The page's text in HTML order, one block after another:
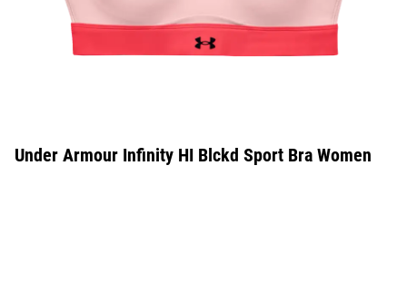
Under Armour Infinity HI Blckd Sport Bra Women